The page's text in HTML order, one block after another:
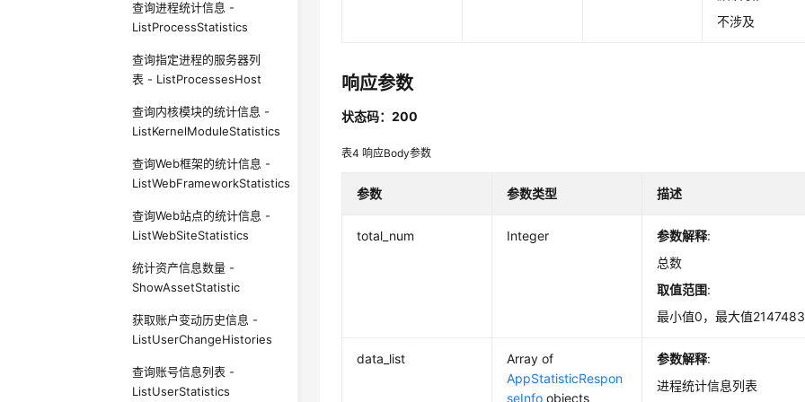
查询进程统计信息 -
ListProcessStatistics
查询指定进程的服务器列
表 - ListProcessesHost
查询内核模块的统计信息 -
ListKernelModuleStatistics
查询Web框架的统计信息 -
ListWebFrameworkStatistics
查询Web站点的统计信息 -
ListWebSiteStatistics
统计资产信息数量 -
ShowAssetStatistic
获取账户变动历史信息 -
ListUserChangeHistories
查询账号信息列表 -
ListUserStatistics
不涉及
响应参数
状态码：200
表4响应Body参数
参数 参数类型 描述
total_num Integer 参数解释:
总数
取值范围:
最小值0，最大值
data_list
Array of
AppStatisticRespon
seInfo objects
参数解释:
进程统计信息列表